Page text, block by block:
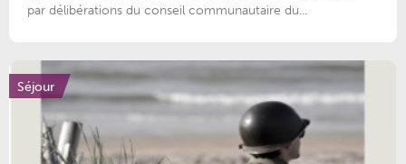
par délibérations du conseil communautaire du...
Séjour